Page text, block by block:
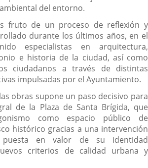
del entorno.
fruto de un proceso de reflexión y
durante los últimos años, en el
especialistas en arquitectura,
e historia de la ciudad, así como
ciudadanos a través de distintas
impulsadas por el Ayuntamiento.
obras supone un paso decisivo para
de la Plaza de Santa Brígida, que
como espacio público de
histórico gracias a una intervención
en valor de su identidad
criterios de calidad urbana y